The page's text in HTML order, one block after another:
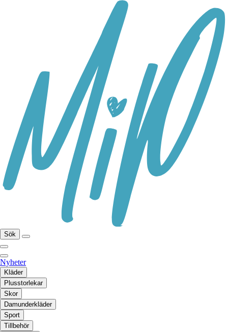
Sök
Nyheter
Kläder
Plusstorlekar
Skor
Damunderkläder
Sport
Tillbehör